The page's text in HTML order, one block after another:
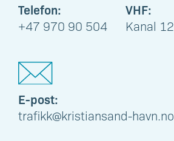
Telefon:
+47 970 90 504
VHF:
Kanal 12
E-post:
trafikk@kristiansand-havn.no